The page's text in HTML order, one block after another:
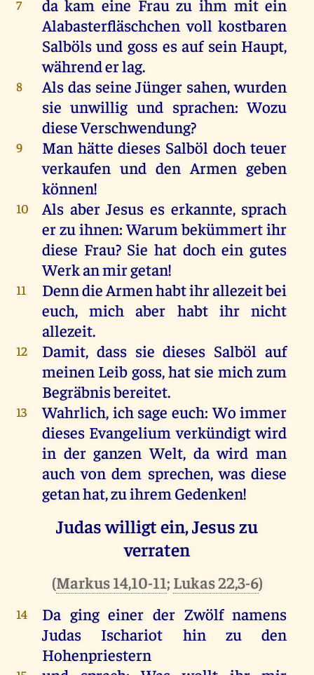
7 da kam eine Frau zu ihm mit ein
Alabasterfläschchenvoll kostbaren
Salbölsund goss es auf sein Haupt,
währenderlag.
8 Als das seine Jünger sahen,wurden
sie unwillig und sprachen:Wozu
dieseVerschwendung?
9 Man hätte dieses Salböl doch teuer
verkaufen und den Armen geben
können!
10 Als aber Jesus es erkannte, sprach
erzuihnen:Warum bekümmertihr
diese Frau? Sie hat doch ein gutes
Werkanmirgetan!
11 DenndieArmenhabtihrallezeitbei
euch,mich aber habt ihr nicht
allezeit.
12 Damit, dass sie dieses Salbölauf
meinen Leib goss,hat sie michzum
Begräbnisbereitet.
13 Wahrlich, ich sage euch:Wo immer
dieses Evangelium verkündigt wird
in der ganzen Welt, da wird man
auch von dem sprechen,was diese
getanhat,zuihrem Gedenken!
Judas willigt ein, Jesus zu
verraten
(Markus 14,10-11; Lukas 22,3-6)
14 Da ging einer der Zwölf namens
Judas
Ischariot hin zu
den
Hohenpriestern